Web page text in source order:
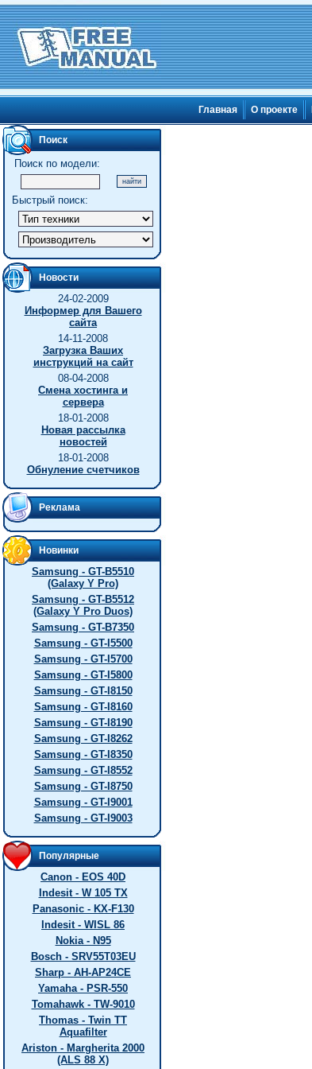
Главная О проекте
Поиск
Поиск по модели:
Быстрый поиск:
Новости
24-02-2009
Информер для Вашего
сайта
14-11-2008
Загрузка Ваших
инструкций на сайт
08-04-2008
Смена хостинга и
сервера
18-01-2008
Новая рассылка
новостей
18-01-2008
Обнуление счетчиков
Реклама
Новинки
Samsung - GT-B5510
(Galaxy Y Pro)
Samsung - GT-B5512
(Galaxy Y Pro Duos)
Samsung - GT-B7350
Samsung - GT-I5500
Samsung - GT-I5700
Samsung - GT-I5800
Samsung - GT-I8150
Samsung - GT-I8160
Samsung - GT-I8190
Samsung - GT-I8262
Samsung - GT-I8350
Samsung - GT-I8552
Samsung - GT-I8750
Samsung - GT-I9001
Samsung - GT-I9003
Популярные
Canon - EOS 40D
Indesit - W 105 TX
Panasonic - KX-F130
Indesit - WISL 86
Nokia - N95
Bosch - SRV55T03EU
Sharp - AH-AP24CE
Yamaha - PSR-550
Tomahawk - TW-9010
Thomas - Twin TT
Aquafilter
Ariston - Margherita 2000
(ALS 88 X)